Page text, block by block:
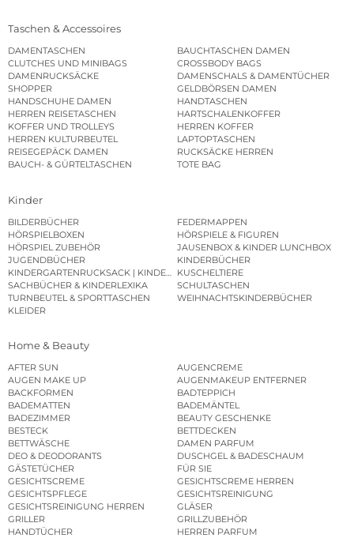
Taschen & Accessoires
DAMENTASCHEN
BAUCHTASCHEN DAMEN
CLUTCHES UND MINIBAGS
CROSSBODY BAGS
DAMENRUCKSÄCKE
DAMENSCHALS & DAMENTÜCHER
SHOPPER
GELDBÖRSEN DAMEN
HANDSCHUHE DAMEN
HANDTASCHEN
HERREN REISETASCHEN
HARTSCHALENKOFFER
KOFFER UND TROLLEYS
HERREN KOFFER
HERREN KULTURBEUTEL
LAPTOPTASCHEN
REISEGEPÄCK DAMEN
RUCKSÄCKE HERREN
BAUCH- & GÜRTELTASCHEN
TOTE BAG
Kinder
BILDERBÜCHER
FEDERMAPPEN
HÖRSPIELBOXEN
HÖRSPIELE & FIGUREN
HÖRSPIEL ZUBEHÖR
JAUSENBOX & KINDER LUNCHBOX
JUGENDBÜCHER
KINDERBÜCHER
KINDERGARTENRUCKSACK | KINDERGARTENBEUTEL
KUSCHELTIERE
SACHBÜCHER & KINDERLEXIKA
SCHULTASCHEN
TURNBEUTEL & SPORTTASCHEN
WEIHNACHTSKINDERBÜCHER
KLEIDER
Home & Beauty
AFTER SUN
AUGENCREME
AUGEN MAKE UP
AUGENMAKEUP ENTFERNER
BACKFORMEN
BADTEPPICH
BADEMATTEN
BADEMÄNTEL
BADEZIMMER
BEAUTY GESCHENKE
BESTECK
BETTDECKEN
BETTWÄSCHE
DAMEN PARFUM
DEO & DEODORANTS
DUSCHGEL & BADESCHAUM
GÄSTETÜCHER
FÜR SIE
GESICHTSCREME
GESICHTSCREME HERREN
GESICHTSPFLEGE
GESICHTSREINIGUNG
GESICHTSREINIGUNG HERREN
GLÄSER
GRILLER
GRILLZUBEHÖR
HANDTÜCHER
HERREN PARFUM